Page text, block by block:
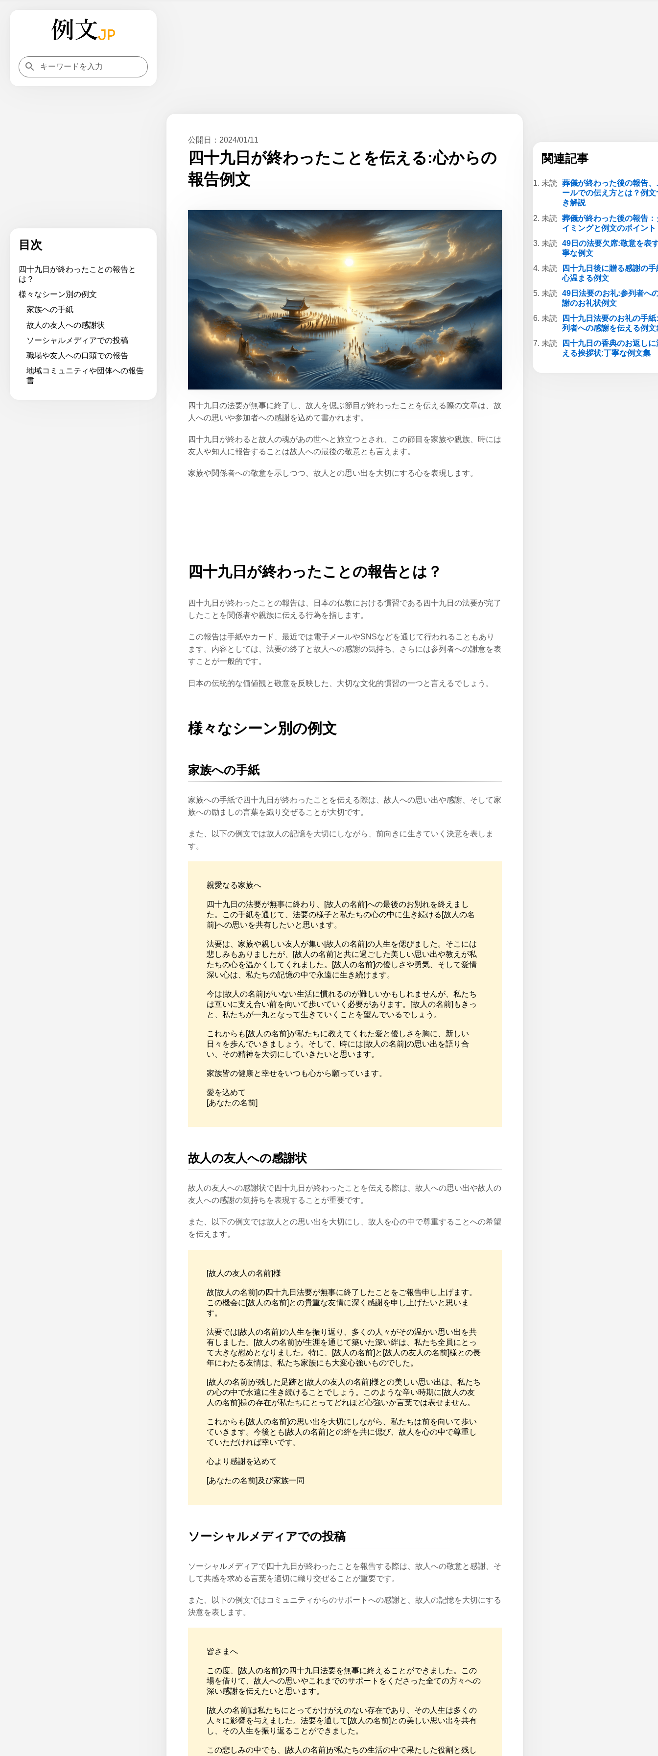
公開日： 2024/01/11
四十九日が終わったことを伝える:心からの
報告例文
四十九日の法要が無事に終了し、故人を偲ぶ節目が終わったことを伝える際の文章は、故
人への思いや参加者への感謝を込めて書かれます。
四十九日が終わると故人の魂があの世へと旅立つとされ、この節目を家族や親族、時には
友人や知人に報告することは故人への最後の敬意とも言えます。
家族や関係者への敬意を示しつつ、故人との思い出を大切にする心を表現します。
四十九日が終わったことの報告とは？
四十九日が終わったことの報告は、日本の仏教における慣習である四十九日の法要が完了
したことを関係者や親族に伝える行為を指します。
この報告は手紙やカード、最近では電子メールやSNSなどを通じて行われることもあり
ます。内容としては、法要の終了と故人への感謝の気持ち、さらには参列者への謝意を表
すことが一般的です。
日本の伝統的な価値観と敬意を反映した、大切な文化的慣習の一つと言えるでしょう。
様々なシーン別の例文
家族への手紙
家族への手紙で四十九日が終わったことを伝える際は、故人への思い出や感謝、そして家
族への励ましの言葉を織り交ぜることが大切です。
また、以下の例文では故人の記憶を大切にしながら、前向きに生きていく決意を表しま
す。
親愛なる家族へ
四十九日の法要が無事に終わり、[故人の名前]への最後のお別れを終えまし
た。この手紙を通じて、法要の様子と私たちの心の中に生き続ける[故人の名
前]への思いを共有したいと思います。
法要は、家族や親しい友人が集い[故人の名前]の人生を偲びました。そこには
悲しみもありましたが、[故人の名前]と共に過ごした美しい思い出や教えが私
たちの心を温かくしてくれました。[故人の名前]の優しさや勇気、そして愛情
深い心は、私たちの記憶の中で永遠に生き続けます。
今は[故人の名前]がいない生活に慣れるのが難しいかもしれませんが、私たち
は互いに支え合い前を向いて歩いていく必要があります。[故人の名前]もきっ
と、私たちが一丸となって生きていくことを望んでいるでしょう。
これからも[故人の名前]が私たちに教えてくれた愛と優しさを胸に、新しい
日々を歩んでいきましょう。そして、時には[故人の名前]の思い出を語り合
い、その精神を大切にしていきたいと思います。
家族皆の健康と幸せをいつも心から願っています。
愛を込めて
[あなたの名前]
故人の友人への感謝状
故人の友人への感謝状で四十九日が終わったことを伝える際は、故人への思い出や故人の
友人への感謝の気持ちを表現することが重要です。
また、以下の例文では故人との思い出を大切にし、故人を心の中で尊重することへの希望
を伝えます。
[故人の友人の名前]様
故[故人の名前]の四十九日法要が無事に終了したことをご報告申し上げます。
この機会に[故人の名前]との貴重な友情に深く感謝を申し上げたいと思いま
す。
法要では[故人の名前]の人生を振り返り、多くの人々がその温かい思い出を共
有しました。[故人の名前]が生涯を通じて築いた深い絆は、私たち全員にとっ
て大きな慰めとなりました。特に、[故人の名前]と[故人の友人の名前]様との長
年にわたる友情は、私たち家族にも大変心強いものでした。
[故人の名前]が残した足跡と[故人の友人の名前]様との美しい思い出は、私たち
の心の中で永遠に生き続けることでしょう。このような辛い時期に[故人の友
人の名前]様の存在が私たちにとってどれほど心強いか言葉では表せません。
これからも[故人の名前]の思い出を大切にしながら、私たちは前を向いて歩い
ていきます。今後とも[故人の名前]との絆を共に偲び、故人を心の中で尊重し
ていただければ幸いです。
心より感謝を込めて
[あなたの名前]及び家族一同
ソーシャルメディアでの投稿
ソーシャルメディアで四十九日が終わったことを報告する際は、故人への敬意と感謝、そ
して共感を求める言葉を適切に織り交ぜることが重要です。
また、以下の例文ではコミュニティからのサポートへの感謝と、故人の記憶を大切にする
決意を表します。
皆さまへ
この度、[故人の名前]の四十九日法要を無事に終えることができました。この
場を借りて、故人への思いやこれまでのサポートをくださった全ての方々への
深い感謝を伝えたいと思います。
[故人の名前]は私たちにとってかけがえのない存在であり、その人生は多くの
人々に影響を与えました。法要を通して[故人の名前]との美しい思い出を共有
し、その人生を振り返ることができました。
この悲しみの中でも、[故人の名前]が私たちの生活の中で果たした役割と残し
目次
四十九日が終わったことの報告と
は？
様々なシーン別の例文
家族への手紙
故人の友人への感謝状
ソーシャルメディアでの投稿
職場や友人への口頭での報告
地域コミュニティや団体への報告
書
関連記事
葬儀が終わった後の報告、
ールでの伝え方とは？例文
き解説
葬儀が終わった後の報告：
イミングと例文のポイント
49日の法要欠席:敬意を表
寧な例文
四十九日後に贈る感謝の
心温まる例文
49日法要のお礼:参列者へ
謝のお礼状例文
四十九日法要のお礼の手
列者への感謝を伝える例文
四十九日の香典のお返しに
える挨拶状:丁寧な例文集